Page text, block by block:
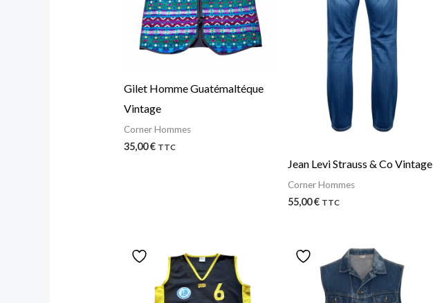
Gilet Homme Guatémaltéque
Vintage
Corner Hommes
35,00€ TTC
Jean Levi Strauss & Co Vintage
Corner Hommes
55,00€ TTC